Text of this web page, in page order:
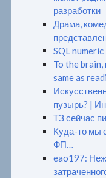
разработки
Драма,
SQL numeric
To the
same as
пузырь? |
ТЗ сейчас
Куда-то мы
ФП…
eao197: